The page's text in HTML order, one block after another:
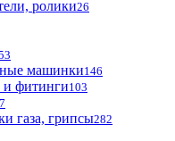
ролики26
машинки146
фитинги103
газа, грипсы282